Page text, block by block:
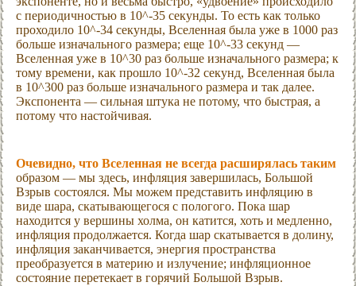
с периодичностью в 10^-35 секунды. То есть как только
проходило 10^-34 секунды, Вселенная была уже в 1000 раз
больше изначального размера; еще 10^-33 секунд —
Вселенная уже в 10^30 раз больше изначального размера; к
тому времени, как прошло 10^-32 секунд, Вселенная была
в 10^300 раз больше изначального размера и так далее.
Экспонента — сильная штука не потому, что быстрая, а
потому что настойчивая.
Очевидно, что Вселенная не всегда расширялась таким
образом — мы здесь, инфляция завершилась, Большой
Взрыв состоялся. Мы можем представить инфляцию в
виде шара, скатывающегося с пологого. Пока шар
находится у вершины холма, он катится, хоть и медленно,
инфляция продолжается. Когда шар скатывается в долину,
инфляция заканчивается, энергия пространства
преобразуется в материю и излучение; инфляционное
состояние перетекает в горячий Большой Взрыв.